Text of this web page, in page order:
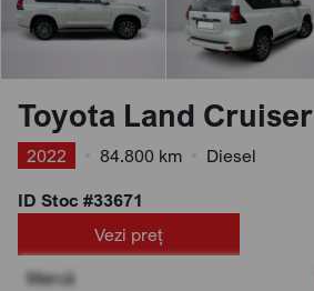
Toyota Land Cruiser
2022 84.800 km
Diesel
ID Stoc #33671
Vezi preț
Marcă